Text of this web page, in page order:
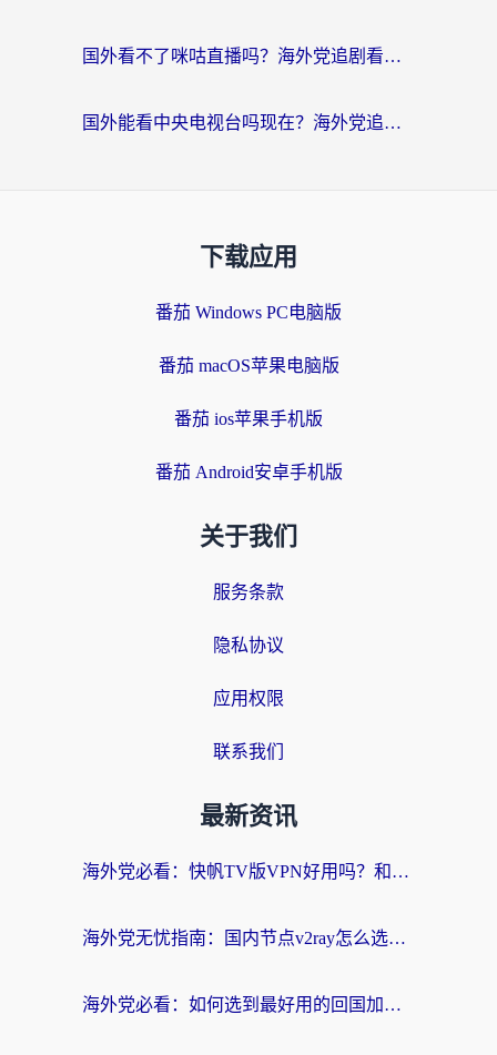
国外看不了咪咕直播吗？海外党追剧看片的加速器选择指南
国外能看中央电视台吗现在？海外党追剧看央视的实用指南
下载应用
番茄 Windows PC电脑版
番茄 macOS苹果电脑版
番茄 ios苹果手机版
番茄 Android安卓手机版
关于我们
服务条款
隐私协议
应用权限
联系我们
最新资讯
海外党必看：快帆TV版VPN好用吗？和快游VPN对比哪个回国效果更好？附实用避坑指南
海外党无忧指南：国内节点v2ray怎么选？一键回国VPN+多场景实测帮你避坑
海外党必看：如何选到最好用的回国加速器？从节点到售后的全维度指南